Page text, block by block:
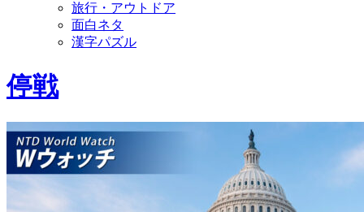
旅行・アウトドア
面白ネタ
漢字パズル
停戦